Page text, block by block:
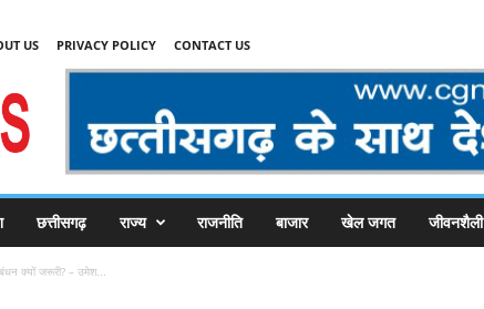
US PRIVACY POLICY CONTACT US
छत्तीसगढ़ राज्य राजनीति बाजार खेल जगत जीवनशैली
क्यों जरूरी? – उमेश...